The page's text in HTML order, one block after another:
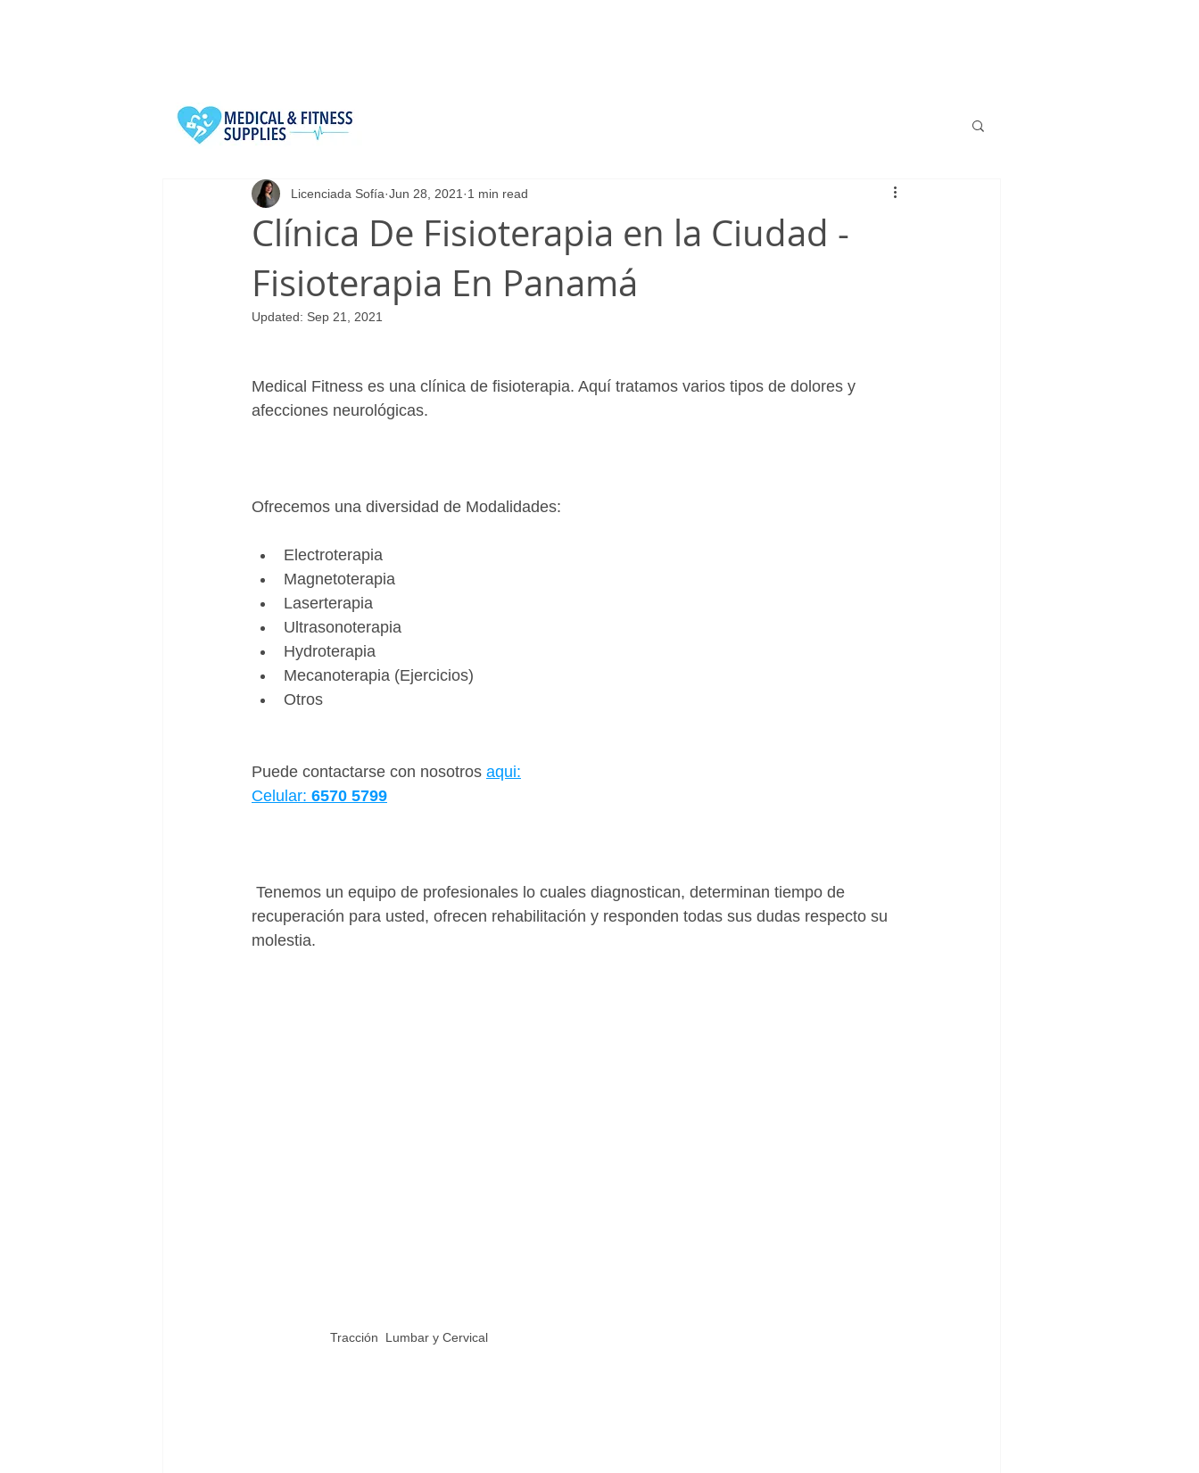
All Posts
Clínica De Fisioterapia en la Ciudad -
Fisioterapia En Panamá
Licenciada Sofía Jun 28, 2021 1 min read
Updated: Sep 21, 2021
Medical Fitness es una clínica de fisioterapia. Aquí tratamos varios tipos de dolores y
afecciones neurológicas.
Ofrecemos una diversidad de Modalidades:
Electroterapia
Magnetoterapia
Laserterapia
Ultrasonoterapia
Hydroterapia
Mecanoterapia (Ejercicios)
Otros
Puede contactarse con nosotros aqui:
Celular: 6570 5799
recuperación para usted, ofrecen rehabilitación y responden todas sus dudas respecto su
molestia.
Tracción  Lumbar y Cervical